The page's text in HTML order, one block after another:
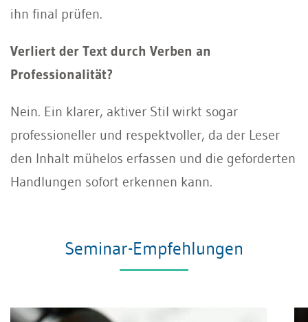
ihn final prüfen.
Verliert der Text durch Verben an
Professionalität?
Nein. Ein klarer, aktiver Stil wirkt sogar
professioneller und respektvoller, da der Leser
den Inhalt mühelos erfassen und die geforderten
Handlungen sofort erkennen kann.
Seminar-Empfehlungen